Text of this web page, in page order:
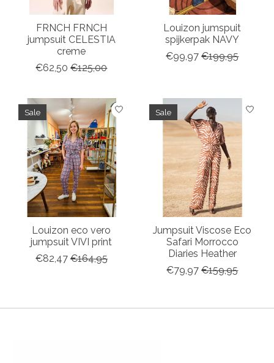
FRNCH FRNCH
jumpsuit CELESTIA
creme
€62,50 €125,00
Louizon jumspuit
spijkerpak NAVY
€99,97 €199,95
Sale
Louizon eco vero
jumpsuit VIVI print
€82,47 €164,95
Sale
Jumpsuit Viscose Eco
Safari Morrocco
Diaries Heather
€79,97 €159,95